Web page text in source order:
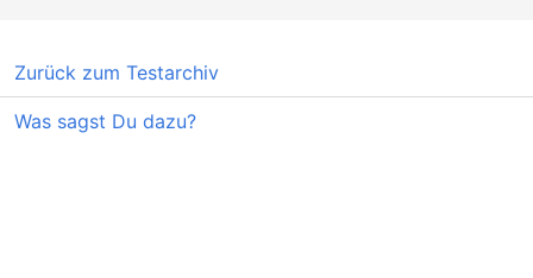
Zurück zum Testarchiv
Was sagst Du dazu?